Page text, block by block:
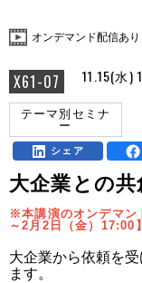
オンデマンド配信あり
X61-07 11.15(水
テーマ別セミナ
ー
シェア
大企業との共
※本講演のオンデマン
～2月2日（金）17:00
大企業から依頼を
ます。